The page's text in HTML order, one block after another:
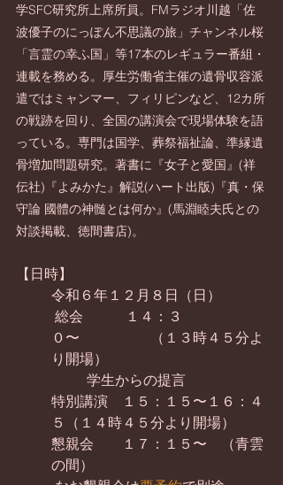
学SFC研究所上席所員。FMラジオ川越「佐
波優子のにっぽん不思議の旅」チャンネル桜
「言霊の幸ふ国」等17本のレギュラー番組・
連載を務める。厚生労働省主催の遺骨収容派
遣ではミャンマー、フィリピンなど、12カ所
の戦跡を回り、全国の講演会で現場体験を語
っている。専門は国学、葬祭福祉論、準縁遺
骨増加問題研究。著書に『女子と愛国』(祥
伝社)『よみかた』解説(ハート出版)『真・保
守論 國體の神髄とは何か』(馬淵睦夫氏との
対談掲載、徳間書店)。
【日時】
令和６年１２月８日（日）
０〜　　　　　（１３時４５分よ
り開場）
学生からの提言
特別講演　１５：１５〜１６：４
５（１４時４５分より開場）
懇親会　　１７：１５〜　（青雲
の間）